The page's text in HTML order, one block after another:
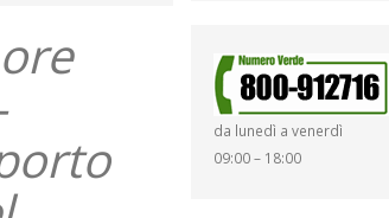
da lunedì a venerdì
09:00 – 18:00